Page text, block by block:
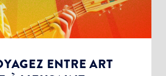
ENTRE ART